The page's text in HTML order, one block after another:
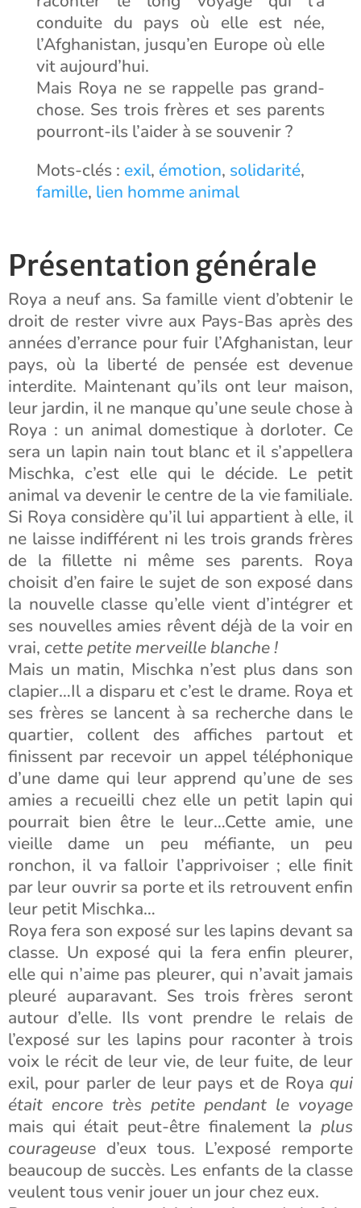
conduite du pays où elle est née,
l’Afghanistan, jusqu’en Europe où elle
vit aujourd’hui.
Mais Roya ne se rappelle pas grand-
chose. Ses trois frères et ses parents
pourront-ils l’aider à se souvenir ?
Mots-clés : exil, émotion, solidarité,
famille, lien homme animal
Présentation générale
Roya a neuf ans. Sa famille vient d’obtenir le
droit de rester vivre aux Pays-Bas après des
années d’errance pour fuir l’Afghanistan, leur
pays, où la liberté de pensée est devenue
interdite. Maintenant qu’ils ont leur maison,
leur jardin, il ne manque qu’une seule chose à
Roya : un animal domestique à dorloter. Ce
sera un lapin nain tout blanc et il s’appellera
Mischka, c’est elle qui le décide. Le petit
animal va devenir le centre de la vie familiale.
Si Roya considère qu’il lui appartient à elle, il
ne laisse indifférent ni les trois grands frères
de la fillette ni même ses parents. Roya
choisit d’en faire le sujet de son exposé dans
la nouvelle classe qu’elle vient d’intégrer et
ses nouvelles amies rêvent déjà de la voir en
vrai, cette petite merveille blanche !
Mais un matin, Mischka n’est plus dans son
clapier…Il a disparu et c’est le drame. Roya et
ses frères se lancent à sa recherche dans le
quartier, collent des affiches partout et
finissent par recevoir un appel téléphonique
d’une dame qui leur apprend qu’une de ses
amies a recueilli chez elle un petit lapin qui
pourrait bien être le leur…Cette amie, une
vieille dame un peu méfiante, un peu
ronchon, il va falloir l’apprivoiser ; elle finit
par leur ouvrir sa porte et ils retrouvent enfin
leur petit Mischka…
Roya fera son exposé sur les lapins devant sa
classe. Un exposé qui la fera enfin pleurer,
elle qui n’aime pas pleurer, qui n’avait jamais
pleuré auparavant. Ses trois frères seront
autour d’elle. Ils vont prendre le relais de
l’exposé sur les lapins pour raconter à trois
voix le récit de leur vie, de leur fuite, de leur
exil, pour parler de leur pays et de Roya qui
était encore très petite pendant le voyage
mais qui était peut-être finalement la plus
courageuse d’eux tous. L’exposé remporte
beaucoup de succès. Les enfants de la classe
veulent tous venir jouer un jour chez eux.